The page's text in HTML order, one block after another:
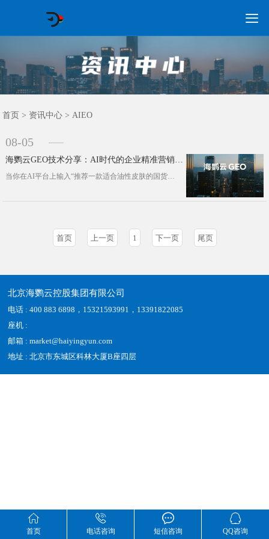

首页
GEO常见问题
GEO优化
海外GEO
网络营销
企业培训
软件开发
政策申报
资讯中心
关于我们

首页

电话咨询

短信咨询

QQ咨询
首页 > 资讯中心 >AIEO
08-05
海鹦云GEO技术分享：AI时代的企业精准营销新策略
当你在AI平台上输入“推荐一款适合油性皮肤的国货精华液”时，AI助手列出的品牌名单中，谁排在第一?这看似随机的排序背后，一场围···
首页 上一页 1 下一页 尾页
北京海鹦云控股集团有限公司
电话 : 400 883 6898，15321593991，13391822085
座机 :
邮箱 : market@haiyingyun.com
地址 : 北京市东城区科林大厦B座四层